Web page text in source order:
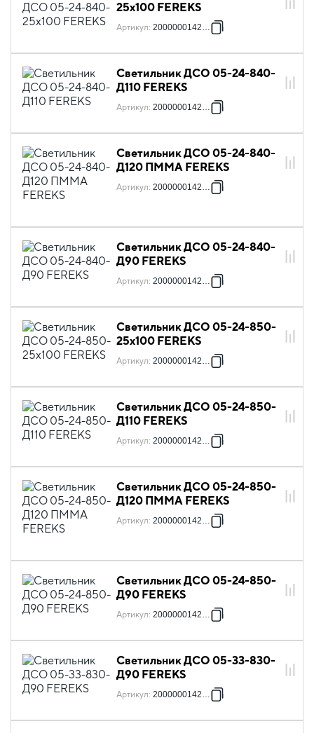
25х100 FEREKS
Артикул: 2000000142364
Светильник ДСО 05-24-840-
Д110 FEREKS
Артикул: 2000000142371
Светильник ДСО 05-24-840-
Д120 ПММА FEREKS
Артикул: 2000000142388
Светильник ДСО 05-24-840-
Д90 FEREKS
Артикул: 2000000142395
Светильник ДСО 05-24-850-
25х100 FEREKS
Артикул: 2000000142401
Светильник ДСО 05-24-850-
Д110 FEREKS
Артикул: 2000000142418
Светильник ДСО 05-24-850-
Д120 ПММА FEREKS
Артикул: 2000000142425
Светильник ДСО 05-24-850-
Д90 FEREKS
Артикул: 2000000142432
Светильник ДСО 05-33-830-
Д90 FEREKS
Артикул: 2000000142593